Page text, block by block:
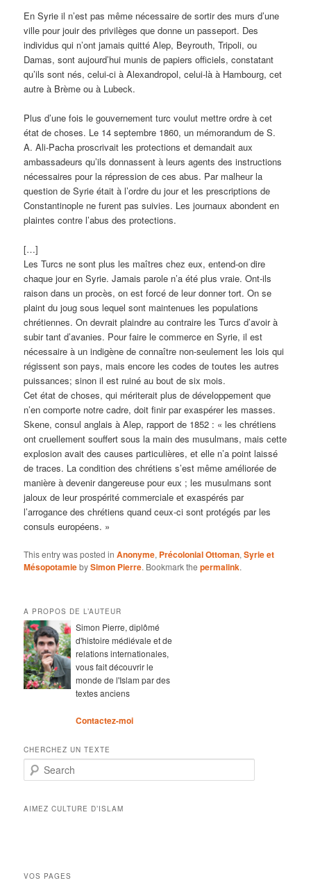
En Syrie il n’est pas même nécessaire de sortir des murs d’une
ville pour jouir des privilèges que donne un passeport. Des
individus qui n’ont jamais quitté Alep, Beyrouth, Tripoli, ou
Damas, sont aujourd’hui munis de papiers officiels, constatant
qu’ils sont nés, celui-ci à Alexandropol, celui-là à Hambourg, cet
autre à Brème ou à Lubeck.
Plus d’une fois le gouvernement turc voulut mettre ordre à cet
état de choses. Le 14 septembre 1860, un mémorandum de S.
A. Ali-Pacha proscrivait les protections et demandait aux
ambassadeurs qu’ils donnassent à leurs agents des instructions
nécessaires pour la répression de ces abus. Par malheur la
question de Syrie était à l’ordre du jour et les prescriptions de
Constantinople ne furent pas suivies. Les journaux abondent en
plaintes contre l’abus des protections.
[…]
Les Turcs ne sont plus les maîtres chez eux, entend-on dire
chaque jour en Syrie. Jamais parole n’a été plus vraie. Ont-ils
raison dans un procès, on est forcé de leur donner tort. On se
plaint du joug sous lequel sont maintenues les populations
chrétiennes. On devrait plaindre au contraire les Turcs d’avoir à
subir tant d’avanies. Pour faire le commerce en Syrie, il est
nécessaire à un indigène de connaître non-seulement les lois qui
régissent son pays, mais encore les codes de toutes les autres
puissances; sinon il est ruiné au bout de six mois.
Cet état de choses, qui mériterait plus de développement que
n’en comporte notre cadre, doit finir par exaspérer les masses.
Skene, consul anglais à Alep, rapport de 1852 : « les chrétiens
ont cruellement souffert sous la main des musulmans, mais cette
explosion avait des causes particulières, et elle n’a point laissé
de traces. La condition des chrétiens s’est même améliorée de
manière à devenir dangereuse pour eux ; les musulmans sont
jaloux de leur prospérité commerciale et exaspérés par
l’arrogance des chrétiens quand ceux-ci sont protégés par les
consuls européens. »
This entry was posted inAnonyme, Précolonial Ottoman,Syrie et
MésopotamiebySimon Pierre. Bookmark thepermalink.
A PROPOS DE L’AUTEUR
Simon Pierre, diplômé
d'histoire médiévale et de
relations internationales,
vous fait découvrir le
monde de l'Islam par des
textes anciens
Contactez-moi
CHERCHEZ UN TEXTE
Search
AIMEZ CULTURE D’ISLAM
VOS PAGES